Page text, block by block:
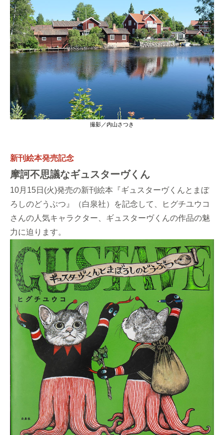
撮影／内山さつき
新刊絵本発売記念
摩訶不思議なギュスターヴくん
10月15日(火)発売の新刊絵本『ギュスターヴくんとまぼ
ろしのどうぶつ』（白泉社）を記念して、ヒグチユウコ
さんの人気キャラクター、ギュスターヴくんの作品の魅
力に迫ります。